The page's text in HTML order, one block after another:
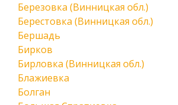
Березовка (Винницкая обл.)
Берестовка (Винницкая обл.)
Бершадь
Бирков
Бирловка (Винницкая обл.)
Блажиевка
Болган